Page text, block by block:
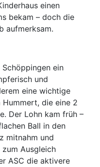
einen
bekam – doch die
aufmerksam.
ein
und
eine wichtige
die eine 2
Der Lohn kam früh –
Ball in den
mitnahm und
Ausgleich
ASC die aktivere